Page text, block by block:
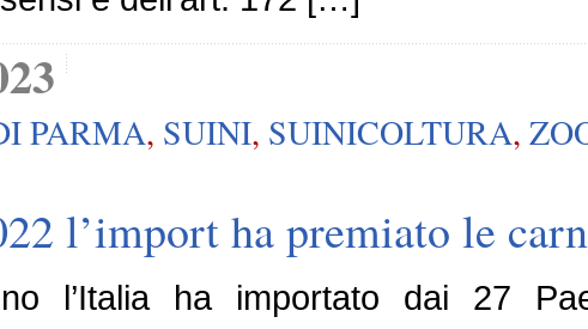
PARMA, SUINI, SUINICOLTURA,
l’import ha premiato le
l’Italia ha importato dai 27